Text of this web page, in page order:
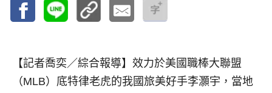
【記者喬奕／綜合報導】 效力於美國職棒大聯盟
（MLB）底特律老虎的我國旅美好手李灝宇，當地